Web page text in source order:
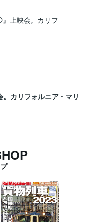
。カリフォルニア・マリ